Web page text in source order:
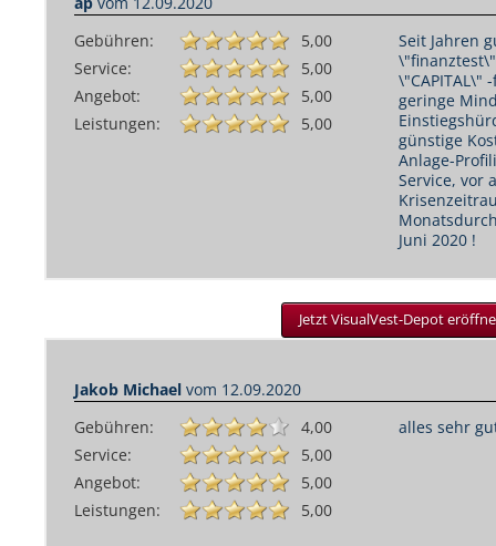
Gebühren:
5,00
Service:
5,00
Angebot:
5,00
Leistungen:
5,00
Seit Jahren
\"CAPITAL\"
geringe
günstige
Anlage-
Service, vor
Juni 2020 !
Jetzt VisualVest-Depot
Jakob Michael vom 12.09.2020
Gebühren:
4,00
Service:
5,00
Angebot:
5,00
Leistungen:
5,00
alles sehr